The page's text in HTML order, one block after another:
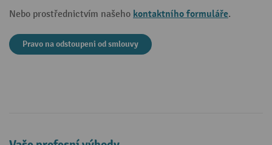
Nebo prostřednictvím našeho kontaktního formuláře.
Pravo na odstoupeni od smlouvy